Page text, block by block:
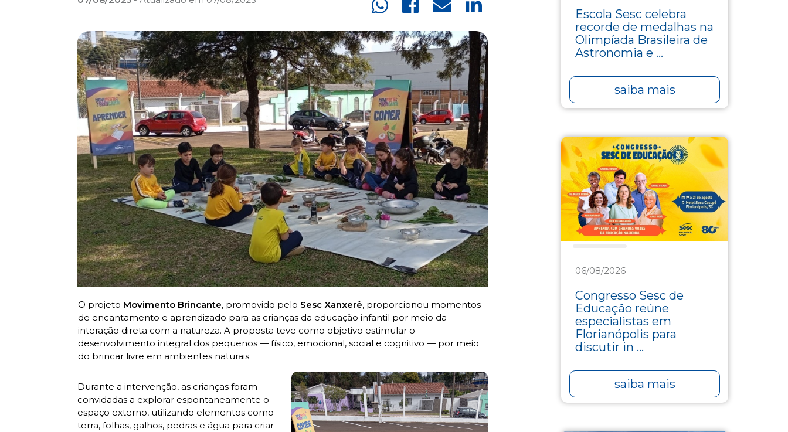
O projeto Movimento Brincante, promovido pelo Sesc Xanxerê, proporcionou momentos
de encantamento e aprendizado para as crianças da educação infantil por meio da
interação direta com a natureza. A proposta teve como objetivo estimular o
desenvolvimento integral dos pequenos — físico, emocional, social e cognitivo — por meio
do brincar livre em ambientes naturais.
Durante a intervenção, as crianças foram
convidadas a explorar espontaneamente o
espaço externo, utilizando elementos como
terra, folhas, galhos, pedras e água para criar
Escola Sesc celebra
recorde de medalhas na
Olimpíada Brasileira de
Astronomia e ...
saiba mais
06/08/2026
Congresso Sesc de
Educação reúne
especialistas em
Florianópolis para
discutir in ...
saiba mais